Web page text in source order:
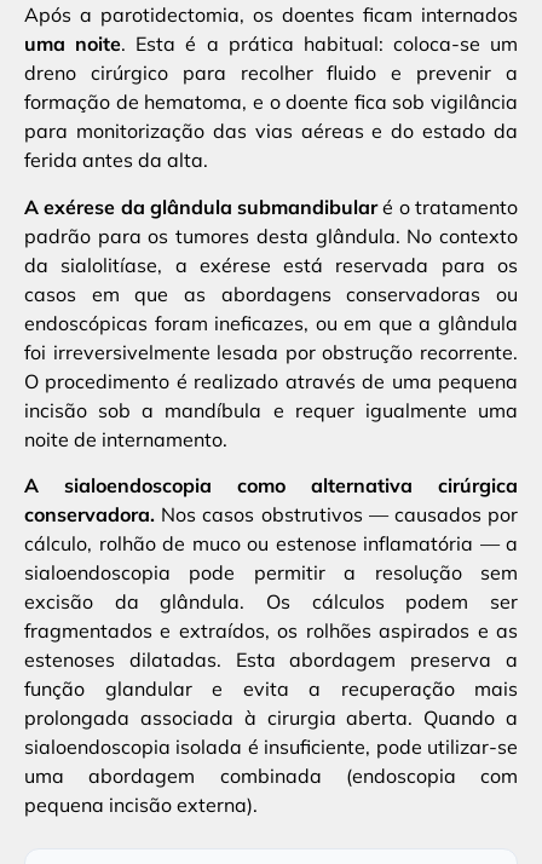
Após a parotidectomia, os doentes ficam internados
uma noite. Esta é a prática habitual: coloca-se um
dreno cirúrgico para recolher fluido e prevenir a
formação de hematoma, e o doente fica sob vigilância
para monitorização das vias aéreas e do estado da
ferida antes da alta.
A exérese da glândula submandibularé o tratamento
padrão para os tumores desta glândula. No contexto
da sialolitíase, a exérese está reservada para os
casos em que as abordagens conservadoras ou
endoscópicas foram ineficazes, ou em que a glândula
foi irreversivelmente lesada por obstrução recorrente.
O procedimento é realizado através de uma pequena
incisão sob a mandíbula e requer igualmente uma
noite de internamento.
A sialoendoscopia como alternativa cirúrgica
conservadora. Nos casos obstrutivos — causados por
cálculo, rolhão de muco ou estenose inflamatória — a
sialoendoscopia pode permitir a resolução sem
excisão da glândula. Os cálculos podem ser
fragmentados e extraídos, os rolhões aspirados e as
estenoses dilatadas. Esta abordagem preserva a
função glandular e evita a recuperação mais
prolongada associada à cirurgia aberta. Quando a
sialoendoscopia isolada é insuficiente, pode utilizar-se
uma abordagem combinada (endoscopia com
pequena incisão externa).